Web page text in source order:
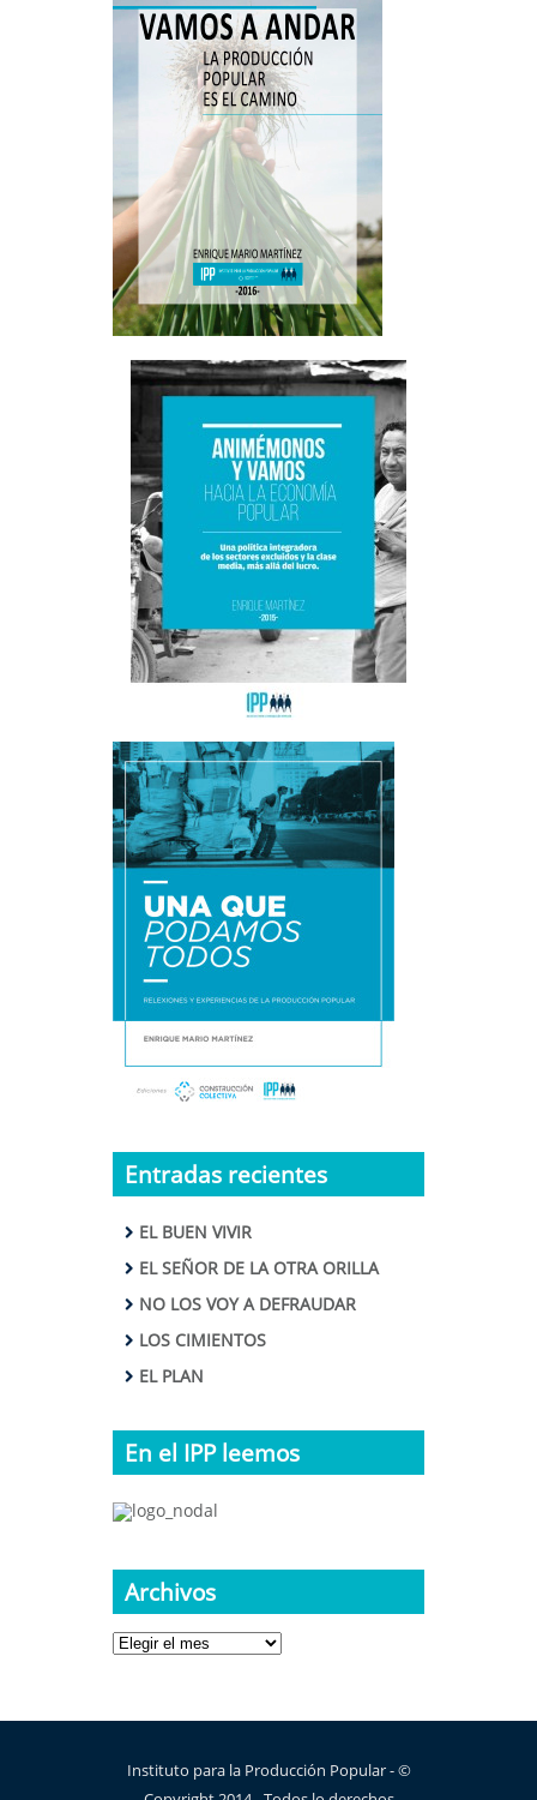
Entradas recientes
EL BUEN VIVIR
EL SEÑOR DE LA OTRA ORILLA
NO LOS VOY A DEFRAUDAR
LOS CIMIENTOS
EL PLAN
En el IPP leemos
Archivos
Archivos
Instituto para la Producción Popular - ©